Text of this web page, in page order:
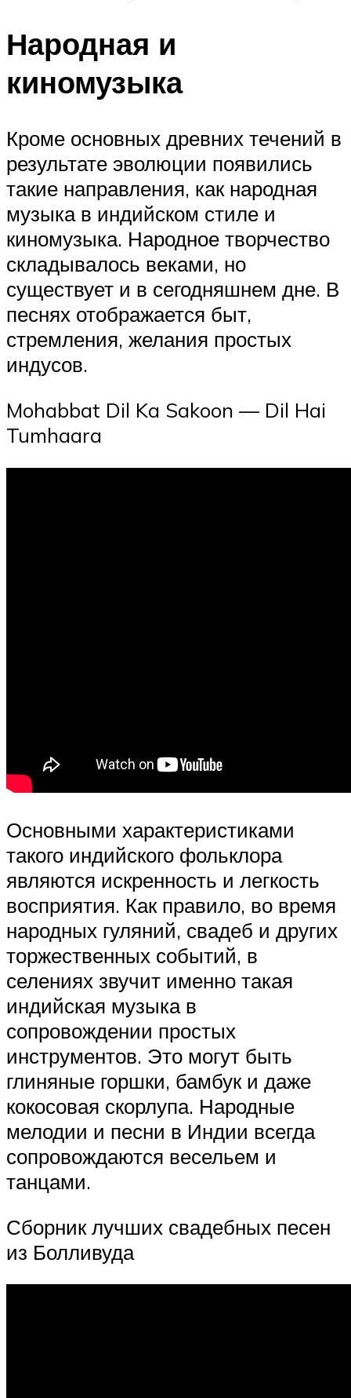
Народная и
киномузыка
Кроме основных древних течений в
результате эволюции появились
такие направления, как народная
музыка в индийском стиле и
киномузыка. Народное творчество
складывалось веками, но
существует и в сегодняшнем дне. В
песнях отображается быт,
стремления, желания простых
индусов.
Mohabbat Dil Ka Sakoon — Dil Hai
Tumhaara
Основными характеристиками
такого индийского фольклора
являются искренность и легкость
восприятия. Как правило, во время
народных гуляний, свадеб и других
торжественных событий, в
селениях звучит именно такая
индийская музыка в
сопровождении простых
инструментов. Это могут быть
глиняные горшки, бамбук и даже
кокосовая скорлупа. Народные
мелодии и песни в Индии всегда
сопровождаются весельем и
танцами.
Сборник лучших свадебных песен
из Болливуда